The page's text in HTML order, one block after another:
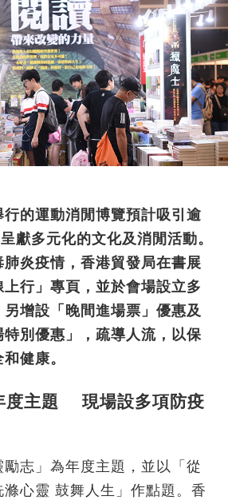
的運動消閒博覽預計吸引逾
獻多元化的文化及消閒活動。
炎疫情，香港貿發局在書展
行」專頁，並於會場設立多
增設「晚間進場票」優惠及
別優惠」，疏導人流，以保
健康。
度主題 現場設多項防疫
志」為年度主題，並以「從
心靈 鼓舞人生」作點題。香